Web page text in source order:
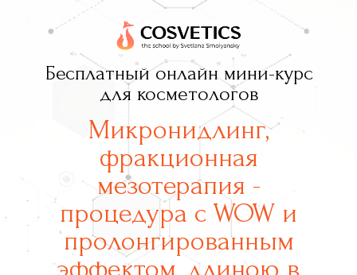
Бесплатный онлайн мини-курс
для косметологов
Микронидлинг,
фракционная
мезотерапия -
процедура с WOW и
пролонгированным